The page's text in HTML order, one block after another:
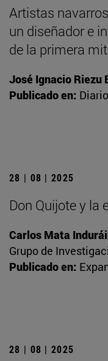
Artistas
un diseñador e
de la primera
José Ignacio Riezu
Publicado en:
28 | 08 | 2025
Don Quijote y la
Carlos Mata
Grupo de
Publicado en:
28 | 08 | 2025